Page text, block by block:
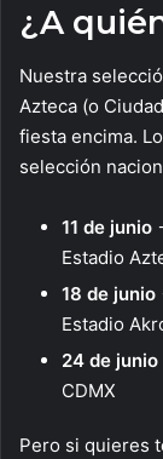
¿A
Nuestra
Azteca (o
fiesta encima.
selección
11 de junio
Estadio
18 de junio
Estadio
24 de junio
CDMX
Pero si quieres